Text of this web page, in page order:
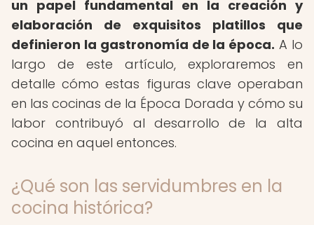
un papel fundamental en la creación y
elaboración de exquisitos platillos que
definieron la gastronomía de la época. A lo
largo de este artículo, exploraremos en
detalle cómo estas figuras clave operaban
en las cocinas de la Época Dorada y cómo su
labor contribuyó al desarrollo de la alta
cocina en aquel entonces.
¿Qué son las servidumbres en la
cocina histórica?